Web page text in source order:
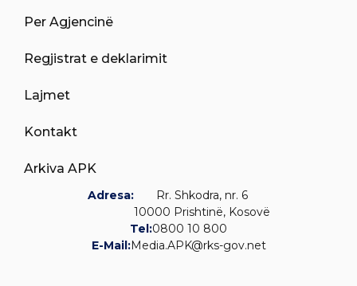
Per Agjencinë
Regjistrat e deklarimit
Lajmet
Kontakt
Arkiva APK
Adresa:
Rr. Shkodra, nr. 6
10000 Prishtinë, Kosovë
Tel:0800 10 800
E-Mail:Media.APK@rks-gov.net